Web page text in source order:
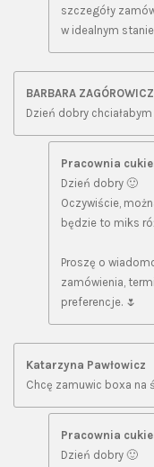
szczegóły
w idealnym
BARBARA ZAGÓROWICZ
Dzień dobry
Pracownia
Dzień dobry 🙂
Oczywiście,
będzie to miks
Proszę o
zamówienia,
preferencje. 🌷
Katarzyna Pawłowicz
Chcę zamuwic boxa na
Pracownia
Dzień dobry 🙂